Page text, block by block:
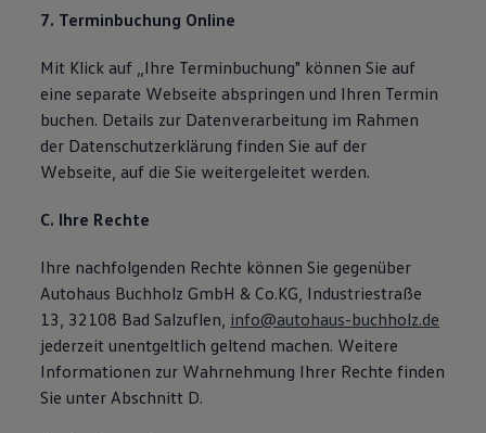
7. Terminbuchung Online
Mit Klick auf „Ihre Terminbuchung" können Sie auf
eine separate Webseite abspringen und Ihren Termin
buchen. Details zur Datenverarbeitung im Rahmen
der Datenschutzerklärung finden Sie auf der
Webseite, auf die Sie weitergeleitet werden.
C. Ihre Rechte
Ihre nachfolgenden Rechte können Sie gegenüber
Autohaus Buchholz GmbH & Co.KG, Industriestraße
13, 32108 Bad Salzuflen, info@autohaus-buchholz.de
jederzeit unentgeltlich geltend machen. Weitere
Informationen zur Wahrnehmung Ihrer Rechte finden
Sie unter Abschnitt D.